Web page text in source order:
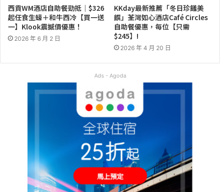
西貢WM酒店自助餐勁抵｜$326
起任食生蠔＋和牛西冷【買一送
一】Klook震撼價優惠！
2026 年 6 月 2 日
KKday最新推薦「冬日珍饈美
饌」荃灣如心酒店Café Circles
自助餐優惠，每位【只需
$245】!
2026 年 4 月 20 日
Ads - Agoda